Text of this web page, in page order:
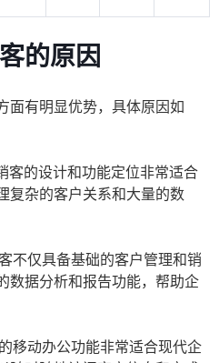
的原因
面有明显优势，具体原因如
客的设计和功能定位非常适合
复杂的客户关系和大量的数
不仅具备基础的客户管理和销
数据分析和报告功能，帮助企
移动办公功能非常适合现代企